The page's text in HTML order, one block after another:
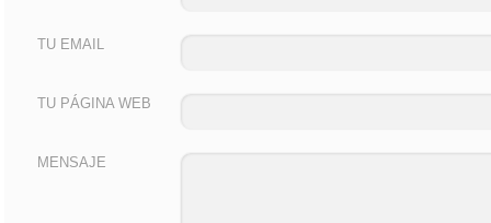
TU EMAIL
TU PÁGINA WEB
MENSAJE